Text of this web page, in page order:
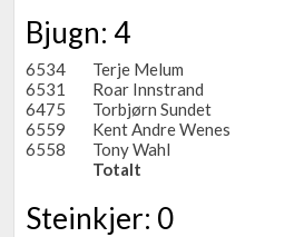
Bjugn: 4
6534 Terje Melum
6531
Roar Innstrand
6475
Torbjørn Sundet
6559
Kent Andre Wenes
6558
Tony Wahl
Totalt
Steinkjer: 0